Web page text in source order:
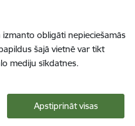
obligāti nepieciešamās
šajā vietnē var tikt
mediju sīkdatnes.
Apstiprināt visas